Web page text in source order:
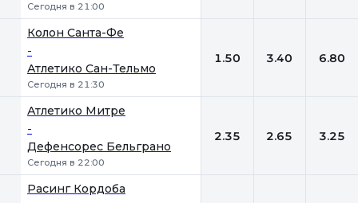
Сегодня в 21:00
Колон Санта-Фе
-
Атлетико Сан-Тельмо
Сегодня в 21:30
1.50 3.40 6.80
Атлетико Митре
-
Дефенсорес Бельграно
Сегодня в 22:00
2.35 2.65 3.25
Расинг Кордоба